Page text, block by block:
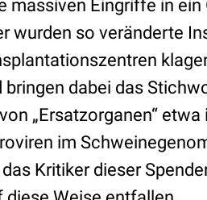
massiven Eingriffe in
wurden so veränderte
dabei das
„Ersatzorganen“
im
Kritiker dieser